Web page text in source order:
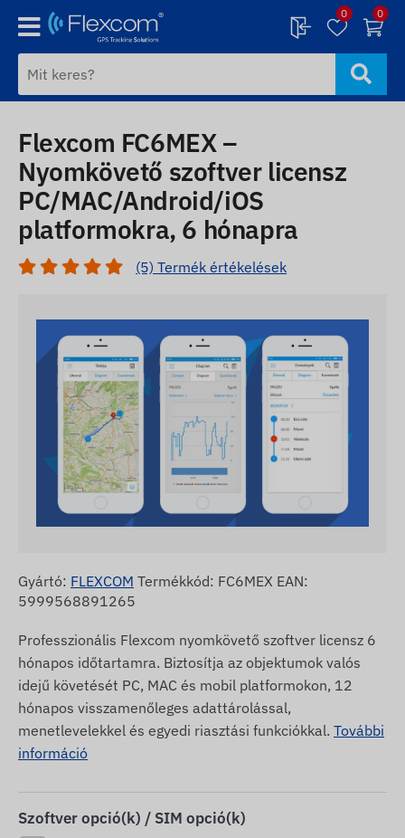
0 0
Flexcom FC6MEX –
Nyomkövető szoftver licensz
PC/MAC/Android/iOS
platformokra, 6 hónapra
(5) Termék értékelések
Gyártó: FLEXCOM Termékkód: FC6MEX EAN:
5999568891265
Professzionális Flexcom nyomkövető szoftver licensz 6
hónapos időtartamra. Biztosítja az objektumok valós
idejű követését PC, MAC és mobil platformokon, 12
hónapos visszamenőleges adattárolással,
menetlevelekkel és egyedi riasztási funkciókkal. További
információ
Szoftver opció(k) / SIM opció(k)